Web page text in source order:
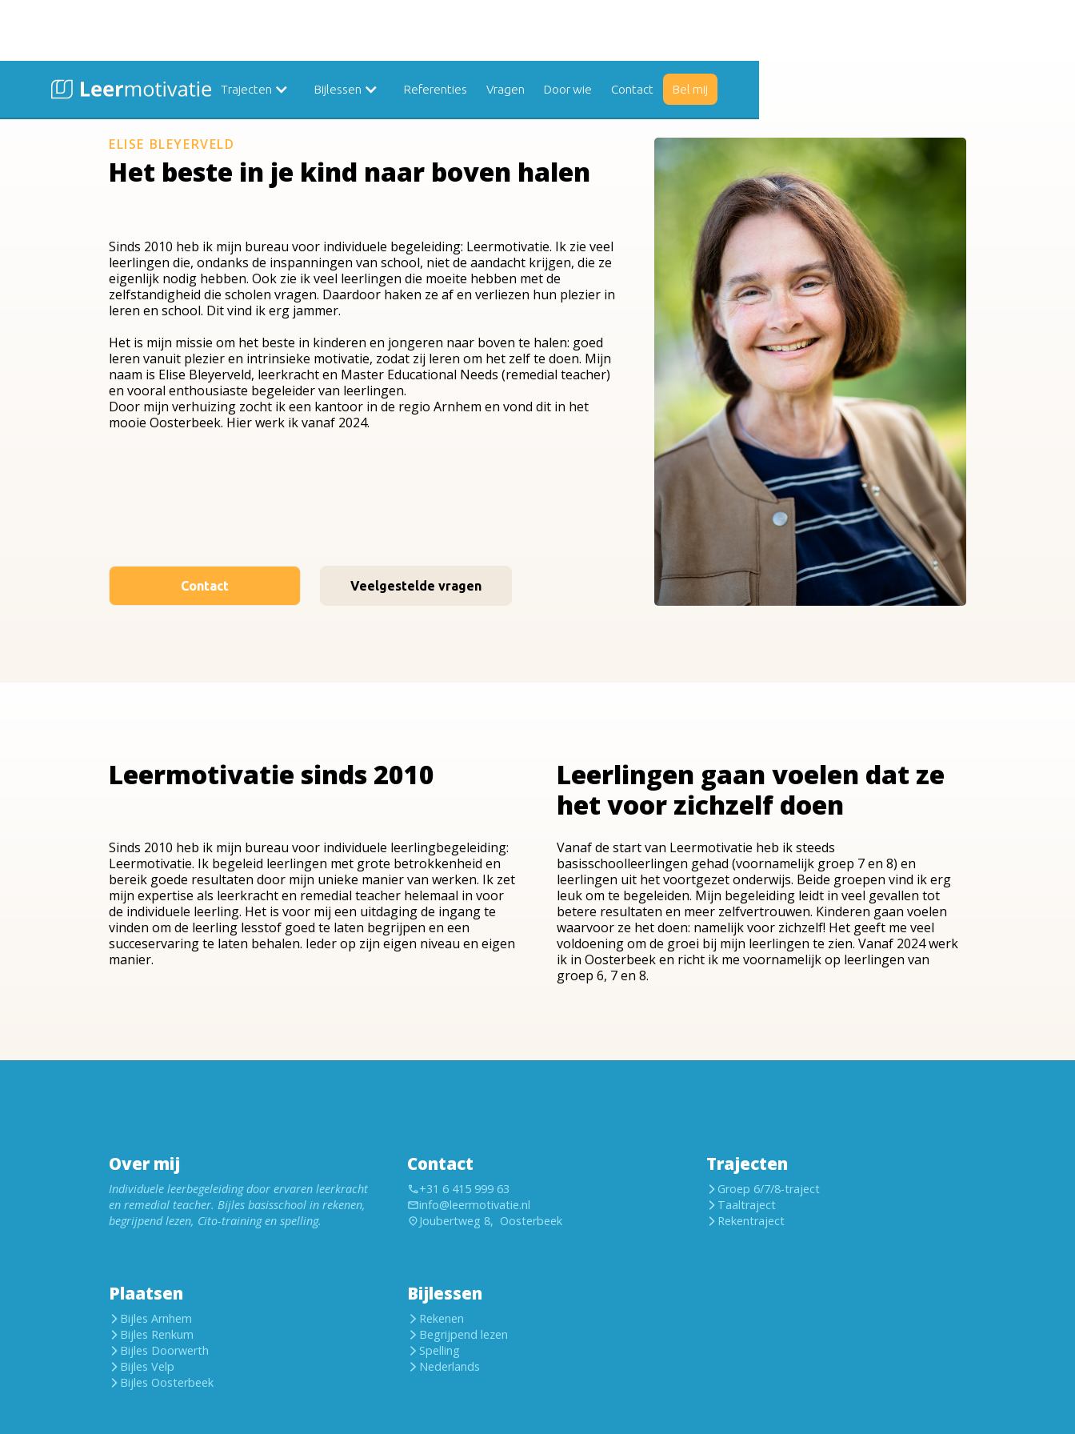
Trajecten Bijlessen Referenties Vragen Door wie Contact Bel mij
ELISE BLEYERVELD
Het beste in je kind naar boven halen
Sinds 2010 heb ik mijn bureau voor individuele begeleiding: Leermotivatie. Ik zie veel
leerlingen die, ondanks de inspanningen van school, niet de aandacht krijgen, die ze
eigenlijk nodig hebben. Ook zie ik veel leerlingen die moeite hebben met de
zelfstandigheid die scholen vragen. Daardoor haken ze af en verliezen hun plezier in
leren en school. Dit vind ik erg jammer.
Het is mijn missie om het beste in kinderen en jongeren naar boven te halen: goed
leren vanuit plezier en intrinsieke motivatie, zodat zij leren om het zelf te doen. Mijn
naam is Elise Bleyerveld, leerkracht en Master Educational Needs (remedial teacher)
en vooral enthousiaste begeleider van leerlingen.
Door mijn verhuizing zocht ik een kantoor in de regio Arnhem en vond dit in het
mooie Oosterbeek. Hier werk ik vanaf 2024.
Contact Veelgestelde vragen
Leermotivatie sinds 2010
Sinds 2010 heb ik mijn bureau voor individuele leerlingbegeleiding:
Leermotivatie. Ik begeleid leerlingen met grote betrokkenheid en
bereik goede resultaten door mijn unieke manier van werken. Ik zet
mijn expertise als leerkracht en remedial teacher helemaal in voor
de individuele leerling. Het is voor mij een uitdaging de ingang te
vinden om de leerling lesstof goed te laten begrijpen en een
succeservaring te laten behalen. Ieder op zijn eigen niveau en eigen
manier.
Leerlingen gaan voelen dat ze
het voor zichzelf doen
Vanaf de start van Leermotivatie heb ik steeds
basisschoolleerlingen gehad (voornamelijk groep 7 en 8) en
leerlingen uit het voortgezet onderwijs. Beide groepen vind ik erg
leuk om te begeleiden. Mijn begeleiding leidt in veel gevallen tot
betere resultaten en meer zelfvertrouwen. Kinderen gaan voelen
waarvoor ze het doen: namelijk voor zichzelf! Het geeft me veel
voldoening om de groei bij mijn leerlingen te zien. Vanaf 2024 werk
ik in Oosterbeek en richt ik me voornamelijk op leerlingen van
groep 6, 7 en 8.
Over mij
Individuele leerbegeleiding door ervaren leerkracht
en remedial teacher. Bijles basisschool in rekenen,
begrijpend lezen, Cito-training en spelling.
Contact
+31 6 415 999 63
info@leermotivatie.nl
Joubertweg 8, Oosterbeek
Trajecten
Groep 6/7/8-traject
Taaltraject
Rekentraject
Plaatsen
Bijles Arnhem
Bijles Renkum
Bijles Doorwerth
Bijles Velp
Bijles Oosterbeek
Bijlessen
Rekenen
Begrijpend lezen
Spelling
Nederlands